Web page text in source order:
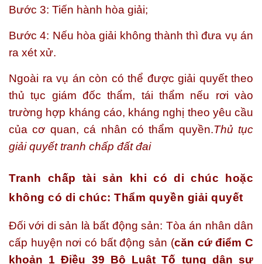
Bước 3: Tiến hành hòa giải;
Bước 4: Nếu hòa giải không thành thì đưa vụ án
ra xét xử.
Ngoài ra vụ án còn có thể được giải quyết theo
thủ tục giám đốc thẩm, tái thẩm nếu rơi vào
trường hợp kháng cáo, kháng nghị theo yêu cầu
của cơ quan, cá nhân có thẩm quyền.Thủ tục
giải quyết tranh chấp đất đai
Tranh chấp tài sản khi có di chúc hoặc
không có di chúc: Thẩm quyền giải quyết
Đối với di sản là bất động sản: Tòa án nhân dân
cấp huyện nơi có bất động sản (căn cứ điểm C
khoản 1 Điều 39 Bộ Luật Tố tụng dân sự